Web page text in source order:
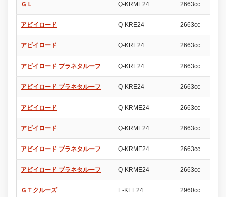
ＧＬ Q-KRME24 2663cc
アビイロード Q-KRE24 2663cc
アビイロード Q-KRE24 2663cc
アビイロード プラネタルーフ Q-KRE24 2663cc
アビイロード プラネタルーフ Q-KRE24 2663cc
アビイロード Q-KRME24 2663cc
アビイロード Q-KRME24 2663cc
アビイロード プラネタルーフ Q-KRME24 2663cc
アビイロード プラネタルーフ Q-KRME24 2663cc
ＧＴクルーズ E-KEE24 2960cc